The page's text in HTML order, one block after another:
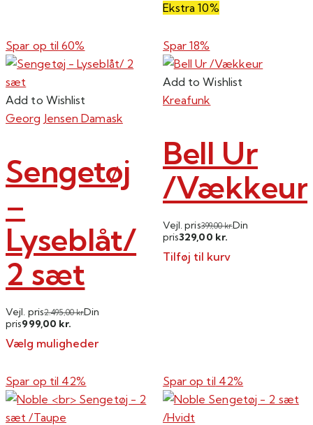
varianter.
Mulighederne
kan
vælges
på
Ekstra 10%
Spar op til 60%
Add to Wishlist
Georg Jensen Damask
Sengetøj
–
Lyseblåt/
2 sæt
Vejl. pris2.495,00kr.Din
pris999,00 kr.
Vælg muligheder
vare
har
flere
Spar 18%
Add to Wishlist
Kreafunk
Bell Ur
/Vækkeur
Vejl. pris399,00kr.Din
pris329,00 kr.
Tilføj til kurv
Spar op til 42% Spar op til 42%